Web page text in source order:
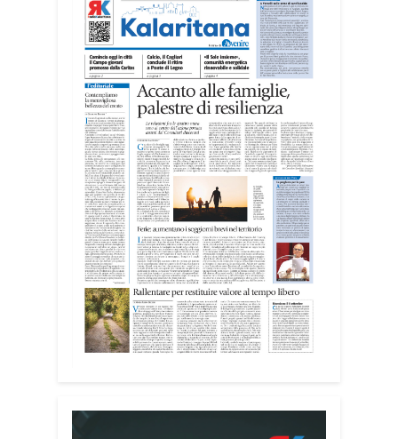
Michela Campus, dell’équipe
organizzativa.
I giovani sono impegnati in diverse
realtà del territorio, dall’assistenza agli
anziani e alle persone con disabilità
nelle attività dell’OAMI al supporto nei
centri di accoglienza per migranti, dove
contribuiscono anche alla cura degli
spazi comuni. «Prendersi cura degli
ambienti significa favorire accoglienza e
dignità», racconta Alessandro Adimari.
Tra i partecipanti anche i seminaristi,
impegnati accanto agli anziani della
casa di riposo Cristo Re.
«Un’esperienza di crescita umana e
Il programma dedica spazio anche ai